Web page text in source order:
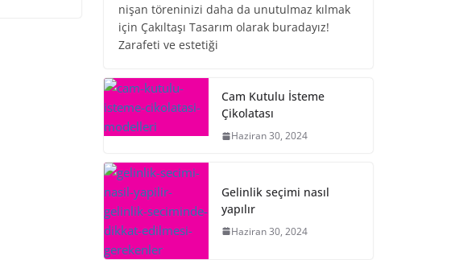
nişan töreninizi daha da unutulmaz kılmak
için Çakıltaşı Tasarım olarak buradayız!
Zarafeti ve estetiği
Cam Kutulu İsteme
Çikolatası
Haziran 30, 2024
Gelinlik seçimi nasıl
yapılır
Haziran 30, 2024